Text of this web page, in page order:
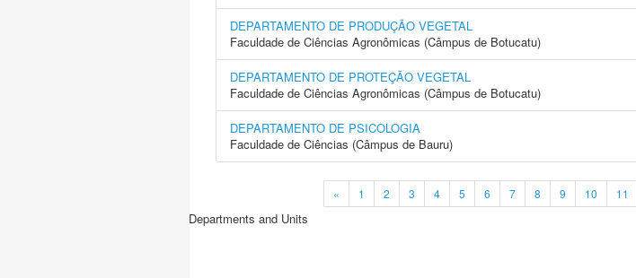
DEPARTAMENTO DE PRODUÇÃO VEGETAL
Faculdade de Ciências Agronômicas (Câmpus de Botucatu)
DEPARTAMENTO DE PROTEÇÃO VEGETAL
Faculdade de Ciências Agronômicas (Câmpus de Botucatu)
DEPARTAMENTO DE PSICOLOGIA
Faculdade de Ciências (Câmpus de Bauru)
« 1 2 3 4 5 6 7 8 9 10 11
Departments and Units